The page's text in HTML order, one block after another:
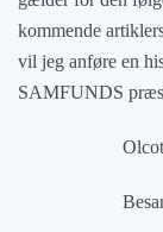
kommende
vil jeg anføre en
SAMFUNDS
Olcott,
Besant,